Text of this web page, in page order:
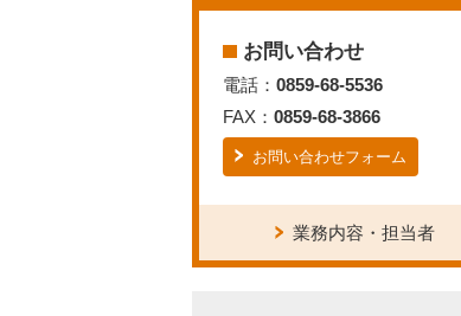
お問い合わせ
電話： 0859-68-5536
FAX： 0859-68-3866
お問い合わせフォーム
業務内容・担当者